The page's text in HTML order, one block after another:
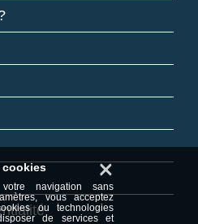
×
navigation sans
vous acceptez
ou technologies
de services et